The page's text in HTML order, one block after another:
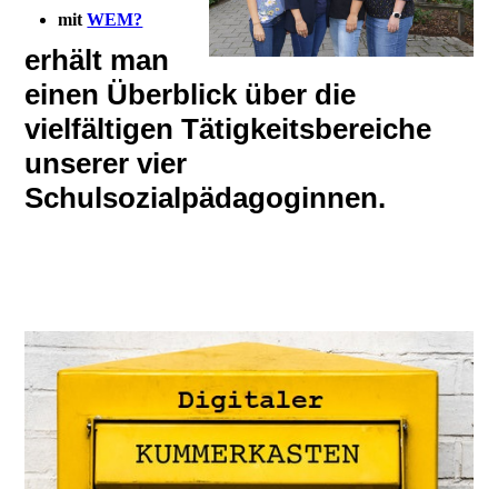
mitWEM?
erhält man
einen Überblick über die
vielfältigen Tätigkeitsbereiche
unserer vier
Schulsozialpädagoginnen.